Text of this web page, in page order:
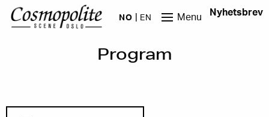
Hopp til hovedinnhold
NO EN Menu Nyhetsbrev
Program